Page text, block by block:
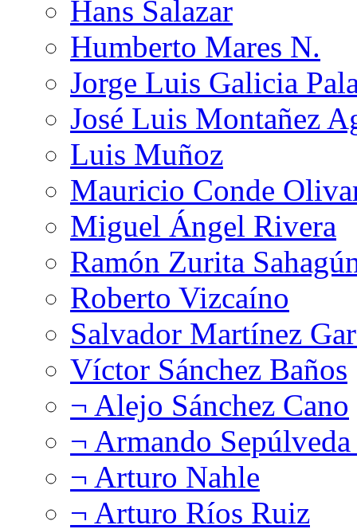
Hans Salazar
Humberto Mares N.
Jorge Luis Galicia
José Luis Montañez
Luis Muñoz
Mauricio Conde
Miguel Ángel Rivera
Ramón Zurita
Roberto Vizcaíno
Salvador Martínez
Víctor Sánchez Baños
¬ Alejo Sánchez Cano
¬ Armando
¬ Arturo Nahle
¬ Arturo Ríos Ruiz